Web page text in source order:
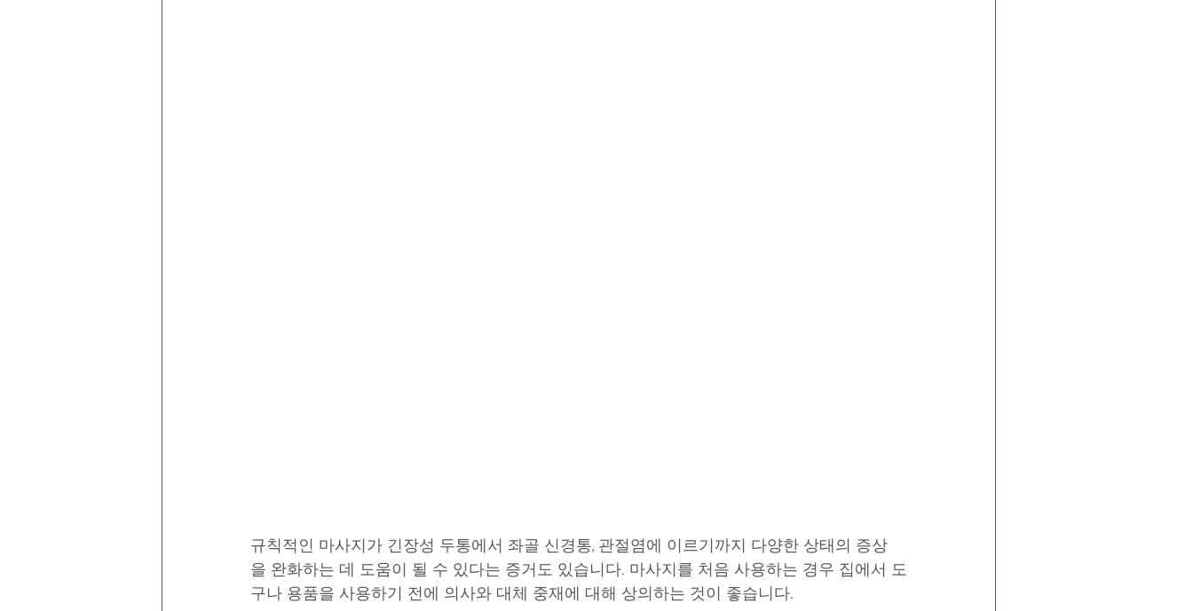
규칙적인 마사지가 긴장성 두통에서 좌골 신경통, 관절염에 이르기까지 다양한 상태의 증상
을 완화하는 데 도움이 될 수 있다는 증거도 있습니다. 마사지를 처음 사용하는 경우 집에서 도
구나 용품을 사용하기 전에 의사와 대체 중재에 대해 상의하는 것이 좋습니다.